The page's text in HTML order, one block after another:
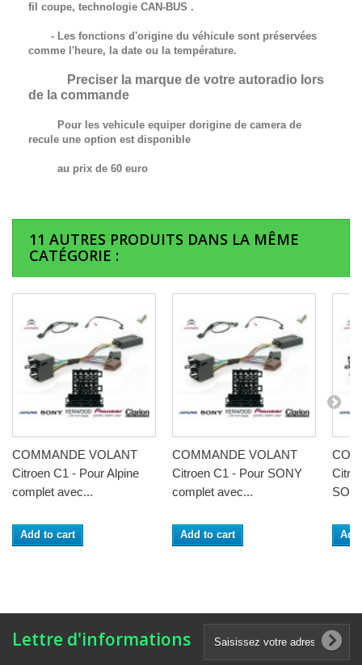
fil coupe, technologie CAN-BUS .
- Les fonctions d'origine du véhicule sont préservées
comme l'heure, la date ou la température.
Preciser la marque de votre autoradio lors
de la commande
Pour les vehicule equiper dorigine de camera de
recule une option est disponible
au prix de 60 euro
11 AUTRES PRODUITS DANS LA MÊME
CATÉGORIE :
COMMANDE VOLANT
Citroen C1 - Pour Alpine
complet avec...
Add to cart
COMMANDE VOLANT
Citroen C1 - Pour SONY
complet avec...
Add to cart
Lettre d'informations